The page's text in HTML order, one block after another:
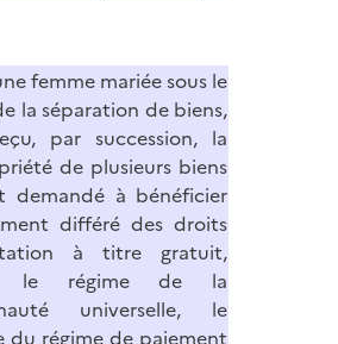
femme mariée sous le
la séparation de biens,
par succession, la
de plusieurs biens
demandé à bénéficier
différé des droits
à titre gratuit,
le régime de la
universelle, le